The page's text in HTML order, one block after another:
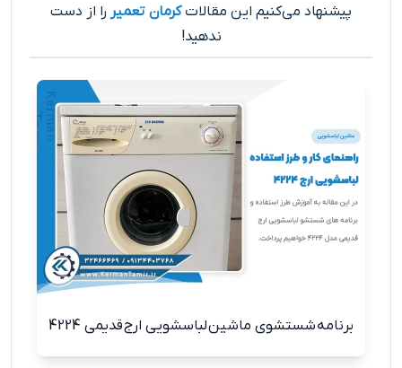
پیشنهاد می‌کنیم این مقالاتکرمان تعمیر را از دست
ندهید!
برنامه شستشوی ماشین لباسشویی ارج قدیمی 4224